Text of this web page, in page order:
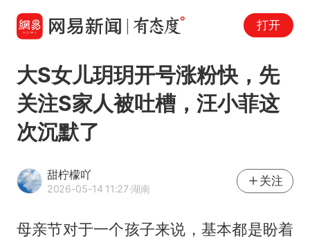
打开
大S女儿玥玥开号涨粉快，先
关注S家人被吐槽，汪小菲这
次沉默了
甜柠檬吖
2026-05-14 11:27·湖南
关注
母亲节对于一个孩子来说，基本都是盼着